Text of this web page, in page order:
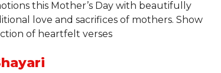
this Mother’s Day with beautifully
love and sacrifices of mothers. Show
of heartfelt verses